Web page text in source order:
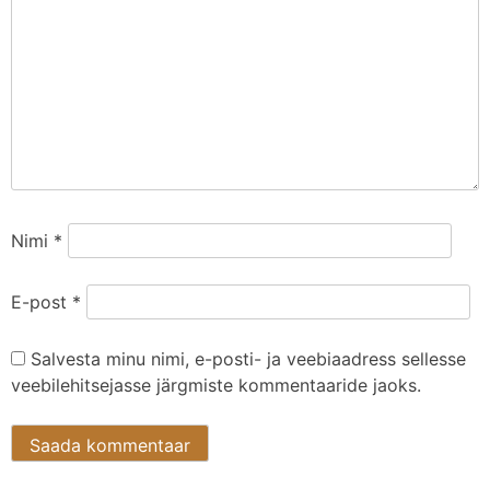
Nimi *
E-post *
Salvesta minu nimi, e-posti- ja veebiaadress sellesse
veebilehitsejasse järgmiste kommentaaride jaoks.